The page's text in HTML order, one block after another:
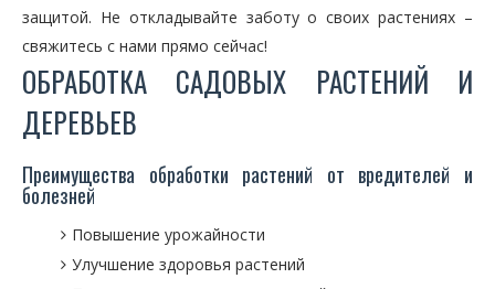
защитой. Не откладывайте заботу о своих растениях –
свяжитесь с нами прямо сейчас!
ОБРАБОТКА САДОВЫХ РАСТЕНИЙ И
ДЕРЕВЬЕВ
Преимущества обработки растений от вредителей и
болезней
Повышение урожайности
Улучшение здоровья растений